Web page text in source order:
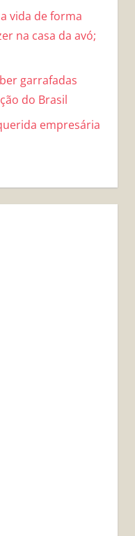
vida de forma
na casa da avó;
garrafadas
do Brasil
empresária